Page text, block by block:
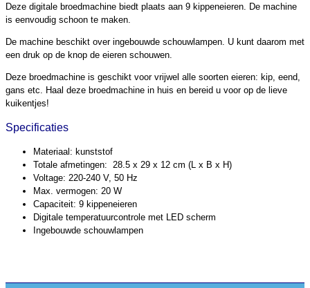
Deze digitale broedmachine biedt plaats aan 9 kippeneieren. De machine
is eenvoudig schoon te maken.
De machine beschikt over ingebouwde schouwlampen. U kunt daarom met
een druk op de knop de eieren schouwen.
Deze broedmachine is geschikt voor vrijwel alle soorten eieren: kip, eend,
gans etc. Haal deze broedmachine in huis en bereid u voor op de lieve
kuikentjes!
Specificaties
Materiaal: kunststof
Totale afmetingen: 28.5 x 29 x 12 cm (L x B x H)
Voltage: 220-240 V, 50 Hz
Max. vermogen: 20 W
Capaciteit: 9 kippeneieren
Digitale temperatuurcontrole met LED scherm
Ingebouwde schouwlampen